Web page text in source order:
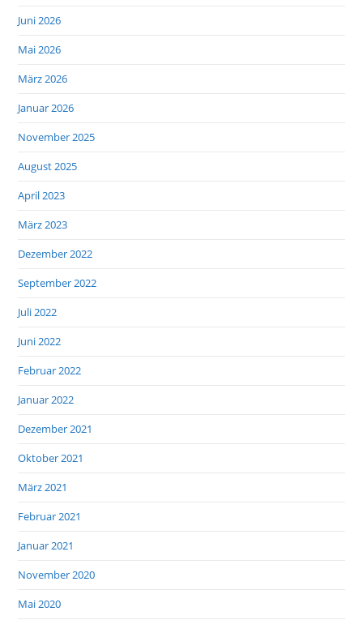
Juni 2026
Mai 2026
März 2026
Januar 2026
November 2025
August 2025
April 2023
März 2023
Dezember 2022
September 2022
Juli 2022
Juni 2022
Februar 2022
Januar 2022
Dezember 2021
Oktober 2021
März 2021
Februar 2021
Januar 2021
November 2020
Mai 2020